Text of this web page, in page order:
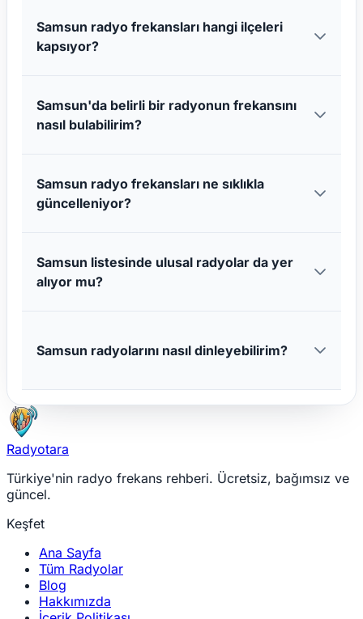
Samsun radyo frekansları hangi ilçeleri
kapsıyor?
Samsun'da belirli bir radyonun frekansını
nasıl bulabilirim?
Samsun radyo frekansları ne sıklıkla
güncelleniyor?
Samsun listesinde ulusal radyolar da yer
alıyor mu?
Samsun radyolarını nasıl dinleyebilirim?
Radyotara
Türkiye'nin radyo frekans rehberi. Ücretsiz, bağımsız ve
güncel.
Keşfet
Ana Sayfa
Tüm Radyolar
Blog
Hakkımızda